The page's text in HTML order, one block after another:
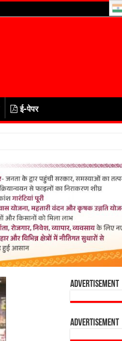
ई-पेपर
Advertisement
Advertisement